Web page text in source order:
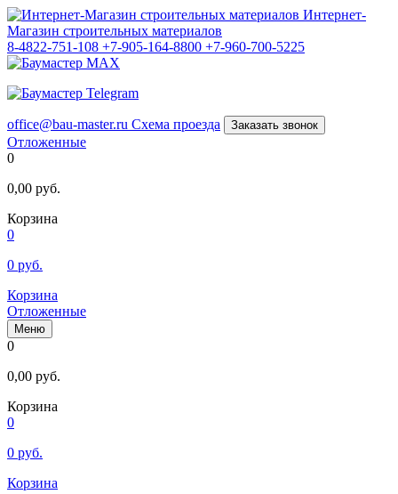
Интернет-
Магазин строительных материалов
8-4822-751-108 +7-905-164-8800 +7-960-700-5225
office@bau-master.ru Схема проезда Заказать звонок
Отложенные
0
0,00 руб.
Корзина
0
0 руб.
Корзина
Отложенные
Меню
0
0,00 руб.
Корзина
0
0 руб.
Корзина